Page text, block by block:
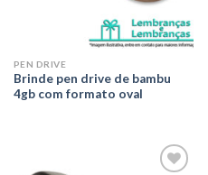
PEN DRIVE
Brinde pen drive de bambu
4gb com formato oval